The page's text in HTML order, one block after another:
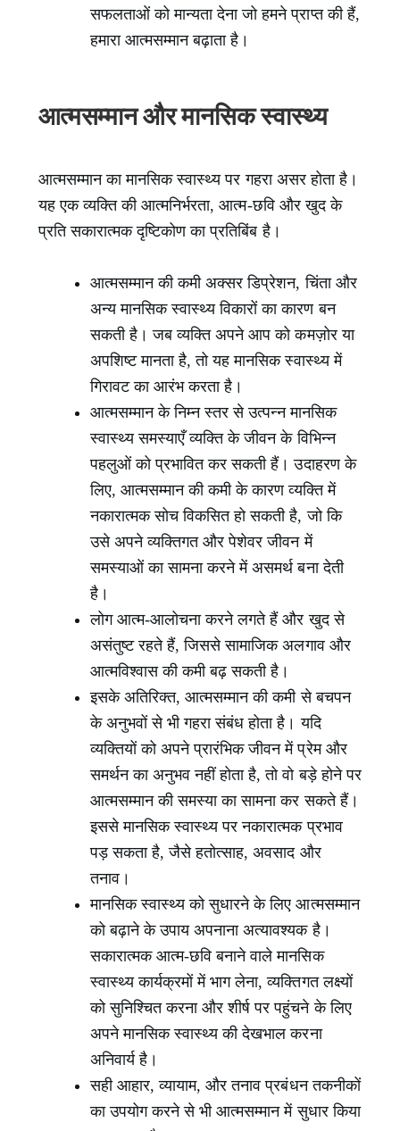
सफलताओं को मान्यता देना जो हमने प्राप्त की हैं,
हमारा आत्मसम्मान बढ़ाता है।
आत्मसम्मान और मानसिक स्वास्थ्य
आत्मसम्मान का मानसिक स्वास्थ्य पर गहरा असर होता है।
यह एक व्यक्ति की आत्मनिर्भरता, आत्म-छवि और खुद के
प्रति सकारात्मक दृष्टिकोण का प्रतिबिंब है।
आत्मसम्मान की कमी अक्सर डिप्रेशन, चिंता और
अन्य मानसिक स्वास्थ्य विकारों का कारण बन
सकती है। जब व्यक्ति अपने आप को कमज़ोर या
अपशिष्ट मानता है, तो यह मानसिक स्वास्थ्य में
गिरावट का आरंभ करता है।
आत्मसम्मान के निम्न स्तर से उत्पन्न मानसिक
स्वास्थ्य समस्याएँ व्यक्ति के जीवन के विभिन्न
पहलुओं को प्रभावित कर सकती हैं। उदाहरण के
लिए, आत्मसम्मान की कमी के कारण व्यक्ति में
नकारात्मक सोच विकसित हो सकती है, जो कि
उसे अपने व्यक्तिगत और पेशेवर जीवन में
समस्याओं का सामना करने में असमर्थ बना देती
है।
लोग आत्म-आलोचना करने लगते हैं और खुद से
असंतुष्ट रहते हैं, जिससे सामाजिक अलगाव और
आत्मविश्वास की कमी बढ़ सकती है।
इसके अतिरिक्त, आत्मसम्मान की कमी से बचपन
के अनुभवों से भी गहरा संबंध होता है। यदि
व्यक्तियों को अपने प्रारंभिक जीवन में प्रेम और
समर्थन का अनुभव नहीं होता है, तो वो बड़े होने पर
आत्मसम्मान की समस्या का सामना कर सकते हैं।
इससे मानसिक स्वास्थ्य पर नकारात्मक प्रभाव
पड़ सकता है, जैसे हतोत्साह, अवसाद और
तनाव।
मानसिक स्वास्थ्य को सुधारने के लिए आत्मसम्मान
को बढ़ाने के उपाय अपनाना अत्यावश्यक है।
सकारात्मक आत्म-छवि बनाने वाले मानसिक
स्वास्थ्य कार्यक्रमों में भाग लेना, व्यक्तिगत लक्ष्यों
को सुनिश्चित करना और शीर्ष पर पहुंचने के लिए
अपने मानसिक स्वास्थ्य की देखभाल करना
अनिवार्य है।
सही आहार, व्यायाम, और तनाव प्रबंधन तकनीकों
का उपयोग करने से भी आत्मसम्मान में सुधार किया